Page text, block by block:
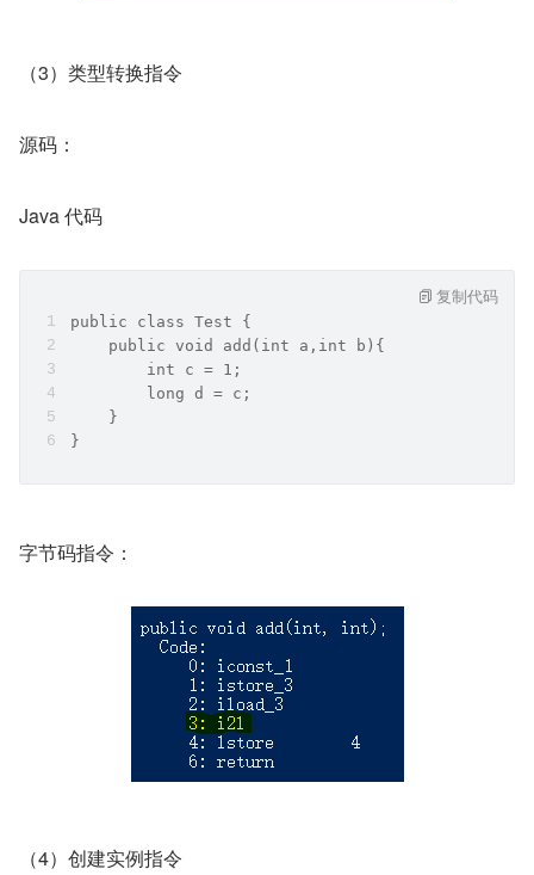
（3）类型转换指令
源码：
Java 代码
public class Test {
    public void add(int a,int b){
        int c = 1;
        long d = c;
    }
}
复制代码
字节码指令：
（4）创建实例指令